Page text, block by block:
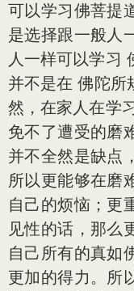
可以学习佛菩提
是选择跟一般人
人一样可以学习
并不是在 佛陀所
然，在家人在学
免不了遭受的磨
并不全然是缺点
所以更能够在磨
自己的烦恼；更
见性的话，那么
自己所有的真如
更加的得力。所